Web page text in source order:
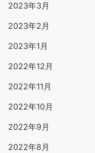
2023年3月
2023年2月
2023年1月
2022年12月
2022年11月
2022年10月
2022年9月
2022年8月